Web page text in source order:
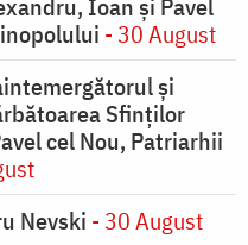
Ioan şi Pavel
- 30 August
şi
Sfinţilor
cel Nou, Patriarhii
Nevski - 30 August